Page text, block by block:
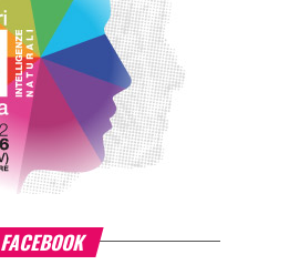
FACEBOOK